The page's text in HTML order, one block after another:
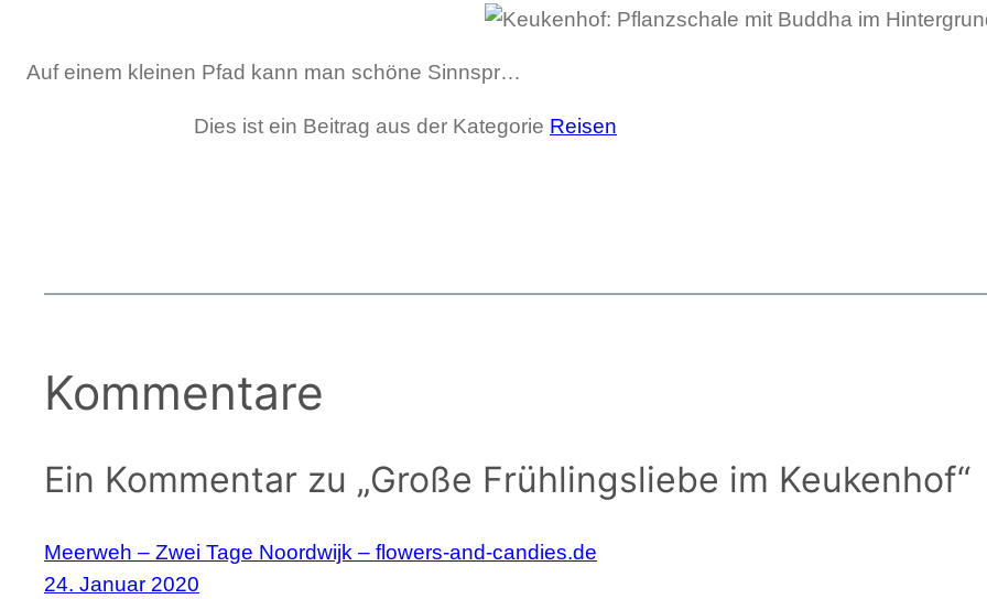
Auf einem kleinen Pfad kann man schöne Sinnspr…
Dies ist ein Beitrag aus der Kategorie Reisen
Kommentare
Ein Kommentar zu „Große Frühlingsliebe im Keukenhof“
Meerweh – Zwei Tage Noordwijk – flowers-and-candies.de
24. Januar 2020